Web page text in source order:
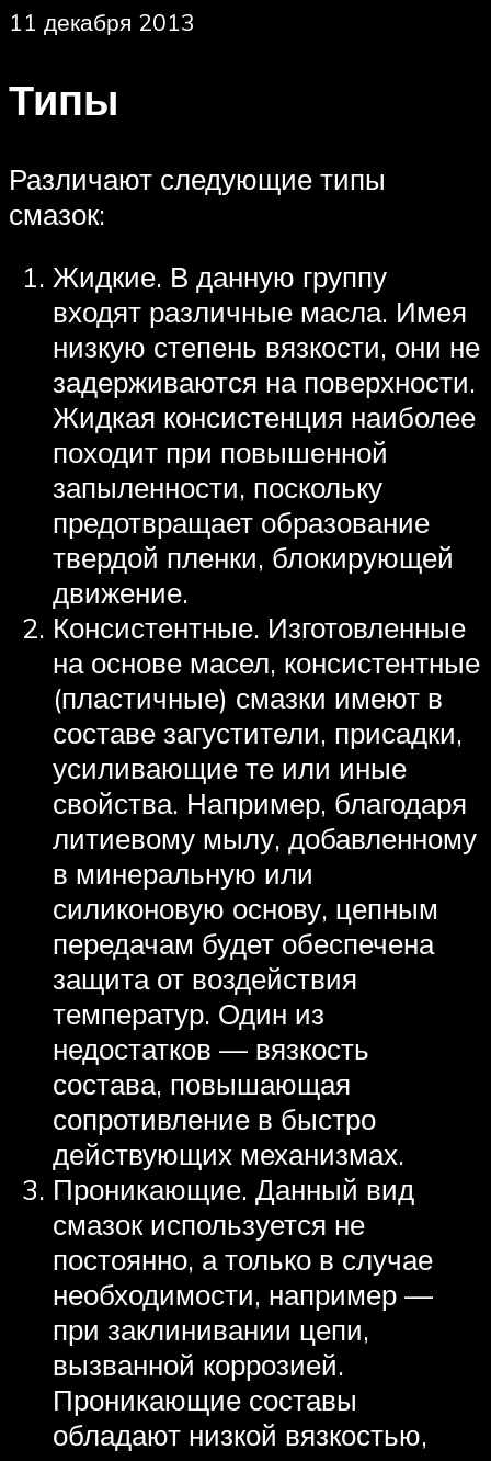
11 декабря 2013
Типы
Различают следующие типы
смазок:
Жидкие. В данную группу
входят различные масла. Имея
низкую степень вязкости, они не
задерживаются на поверхности.
Жидкая консистенция наиболее
походит при повышенной
запыленности, поскольку
предотвращает образование
твердой пленки, блокирующей
движение.
Консистентные. Изготовленные
на основе масел, консистентные
(пластичные) смазки имеют в
составе загустители, присадки,
усиливающие те или иные
свойства. Например, благодаря
литиевому мылу, добавленному
в минеральную или
силиконовую основу, цепным
передачам будет обеспечена
защита от воздействия
температур. Один из
недостатков — вязкость
состава, повышающая
сопротивление в быстро
действующих механизмах.
Проникающие. Данный вид
смазок используется не
постоянно, а только в случае
необходимости, например —
при заклинивании цепи,
вызванной коррозией.
Проникающие составы
обладают низкой вязкостью,